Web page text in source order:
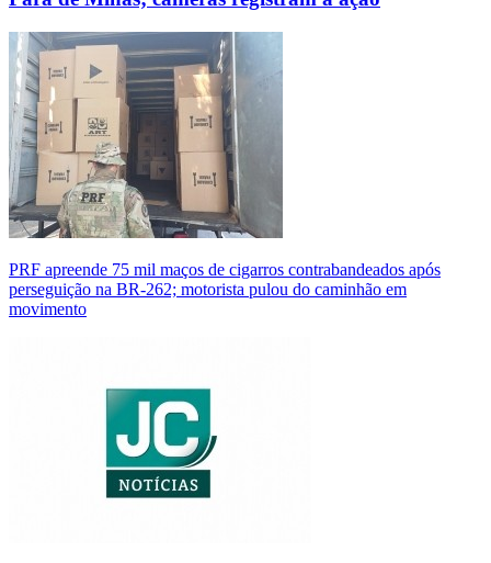
PRF apreende 75 mil maços de cigarros contrabandeados após
perseguição na BR-262; motorista pulou do caminhão em
movimento